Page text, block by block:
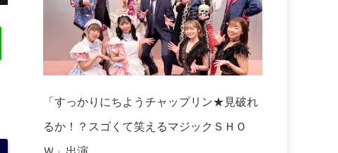
「すっかりにちようチャップリン★見破れ
るか！？スゴくて笑えるマジックＳＨＯ